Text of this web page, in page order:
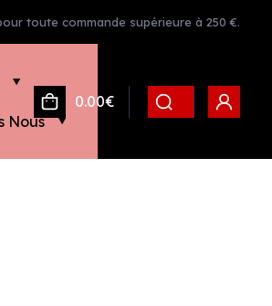
toute commande supérieure à 250 €.
Nous
0.00€